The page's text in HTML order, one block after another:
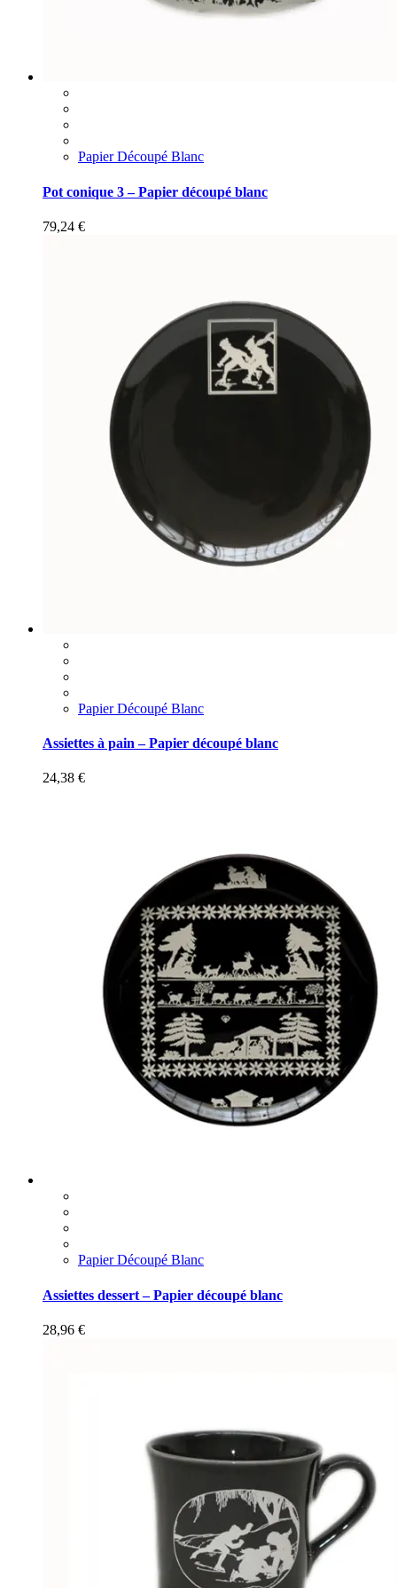
Papier Découpé Blanc
Pot conique 3 – Papier découpé blanc
79,24 €
Papier Découpé Blanc
Assiettes à pain – Papier découpé blanc
24,38 €
Papier Découpé Blanc
Assiettes dessert – Papier découpé blanc
28,96 €